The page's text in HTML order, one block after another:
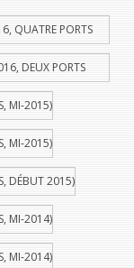
QUATRE PORTS
DEUX PORTS
MI-2015)
MI-2015)
DÉBUT 2015)
MI-2014)
MI-2014)